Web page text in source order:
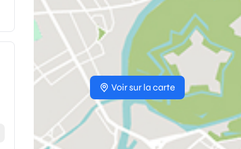
Voir sur la carte